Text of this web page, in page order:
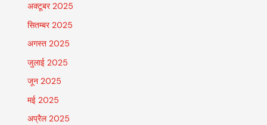
अक्टूबर 2025
सितम्बर 2025
अगस्त 2025
जुलाई 2025
जून 2025
मई 2025
अप्रैल 2025